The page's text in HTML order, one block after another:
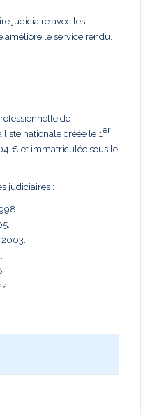
judiciaire avec les
améliore le service rendu.
de
nationale créée le 1er
€ et immatriculée sous le
judiciaires :
2003.